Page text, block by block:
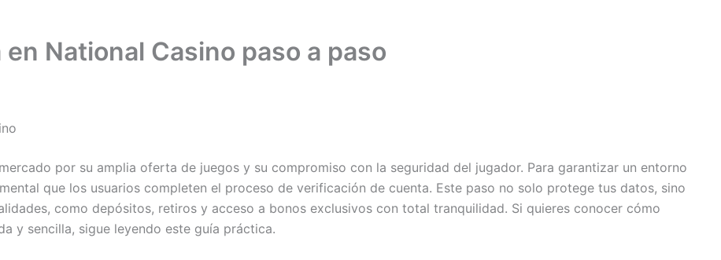
National Casino paso a paso
por su amplia oferta de juegos y su compromiso con la seguridad del jugador. Para garantizar un entorno
que los usuarios completen el proceso de verificación de cuenta. Este paso no solo protege tus datos, sino
como depósitos, retiros y acceso a bonos exclusivos con total tranquilidad. Si quieres conocer cómo
y sencilla, sigue leyendo este guía práctica.